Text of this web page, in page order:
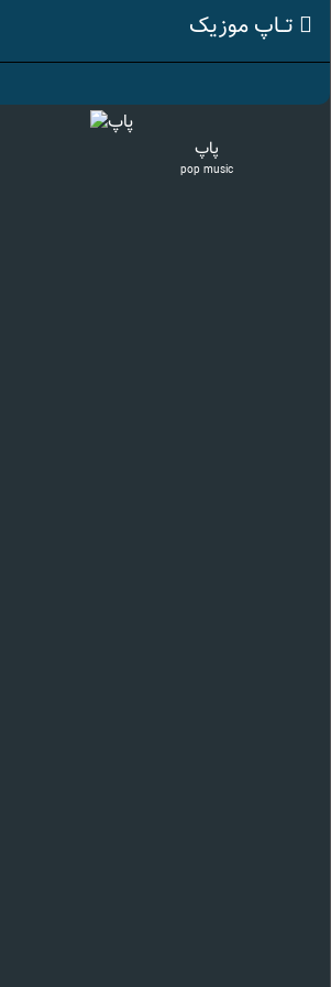
تــاپ موزیک
پاپ
pop music